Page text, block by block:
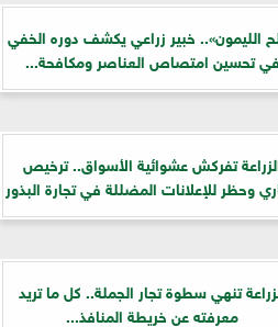
الليمون».. خبير زراعي يكشف دوره الخفي
في تحسين امتصاص العناصر ومكافحة...
تفركش عشوائية الأسواق.. ترخيص
وحظر للإعلانات المضللة في تجارة البذور
تنهي سطوة تجار الجملة.. كل ما تريد
معرفته عن خريطة المنافذ...